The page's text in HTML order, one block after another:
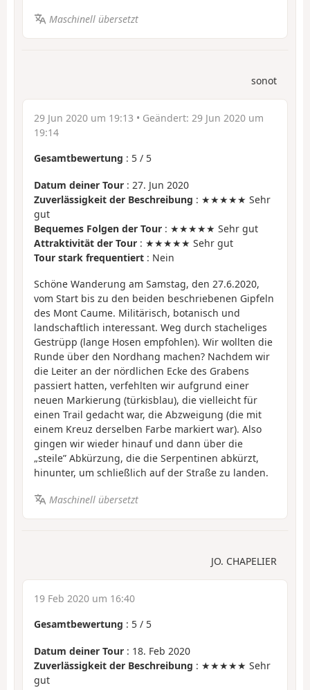
Maschinell übersetzt
sonot
29 Jun 2020 um 19:13 • Geändert: 29 Jun 2020 um
19:14
Gesamtbewertung : 5 / 5
Datum deiner Tour : 27. Jun 2020
Zuverlässigkeit der Beschreibung : ★★★★★ Sehr
gut
Bequemes Folgen der Tour : ★★★★★ Sehr gut
Attraktivität der Tour : ★★★★★ Sehr gut
Tour stark frequentiert : Nein
Schöne Wanderung am Samstag, den 27.6.2020,
vom Start bis zu den beiden beschriebenen Gipfeln
des Mont Caume. Militärisch, botanisch und
landschaftlich interessant. Weg durch stacheliges
Gestrüpp (lange Hosen empfohlen). Wir wollten die
Runde über den Nordhang machen? Nachdem wir
die Leiter an der nördlichen Ecke des Grabens
passiert hatten, verfehlten wir aufgrund einer
neuen Markierung (türkisblau), die vielleicht für
einen Trail gedacht war, die Abzweigung (die mit
einem Kreuz derselben Farbe markiert war). Also
gingen wir wieder hinauf und dann über die
„steile” Abkürzung, die die Serpentinen abkürzt,
hinunter, um schließlich auf der Straße zu landen.
Maschinell übersetzt
JO. CHAPELIER
19 Feb 2020 um 16:40
Gesamtbewertung : 5 / 5
Datum deiner Tour : 18. Feb 2020
Zuverlässigkeit der Beschreibung : ★★★★★ Sehr
gut